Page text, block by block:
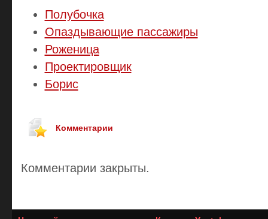
Полубочка
Опаздывающие пассажиры
Роженица
Проектировщик
Борис
Комментарии
Комментарии закрыты.